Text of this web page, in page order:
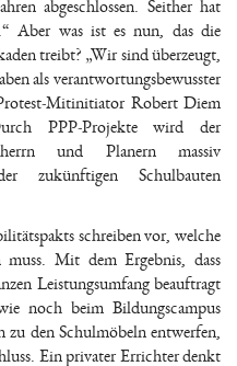
abgeschlossen. Seither hat
Aber was ist es nun, das die
treibt? „Wir sind überzeugt,
als verantwortungsbewusster
Mitinitiator Robert Diem
PPP-Projekte wird der
und Planern massiv
zukünftigen Schulbauten
schreiben vor, welche
Mit dem Ergebnis, dass
Leistungsumfang beauftragt
noch beim Bildungscampus
den Schulmöbeln entwerfen,
Ein privater Errichter denkt